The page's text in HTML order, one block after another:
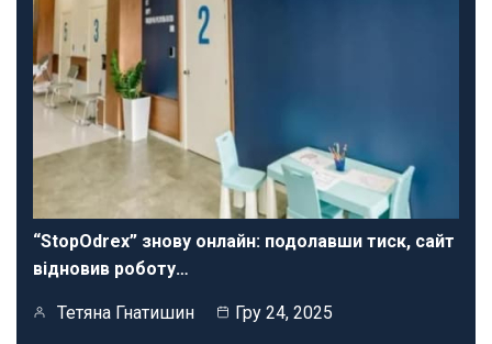
“StopOdrex” знову онлайн: подолавши тиск, сайт
відновив роботу…
Тетяна Гнатишин Гру 24, 2025